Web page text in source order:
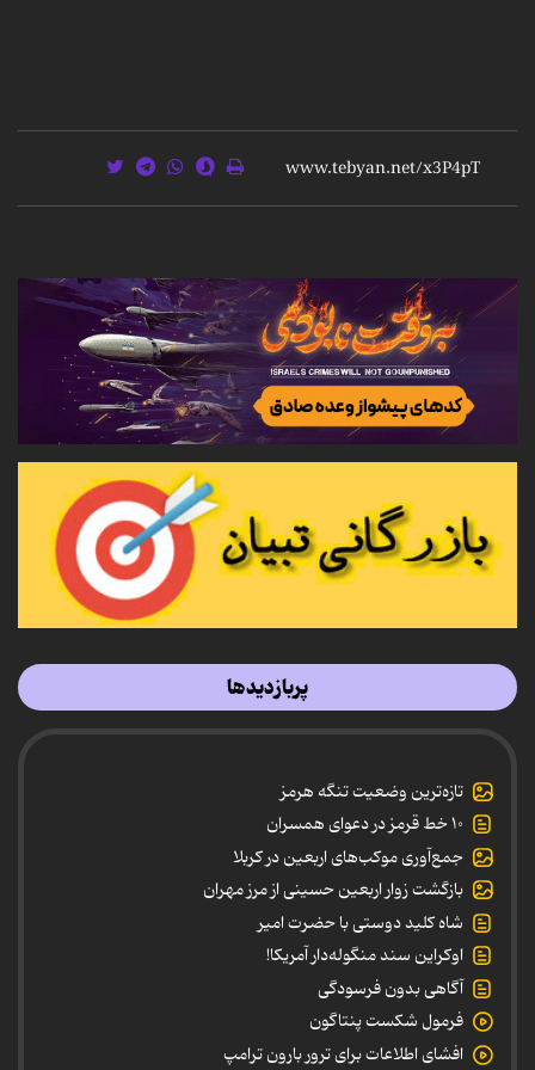
پربازدیدها
تازه‌ترین وضعیت تنگه هرمز
۱۰ خط قرمز در دعوای همسران
جمع‌آوری موکب‌های اربعین در کربلا
بازگشت زوار اربعین حسینی از مرز مهران
شاه کلید دوستی با حضرت امیر
اوکراین سند منگوله‌دار آمریکا!
آگاهی بدون فرسودگی
فرمول شکست پنتاگون
افشای اطلاعات برای ترور بارون ترامپ